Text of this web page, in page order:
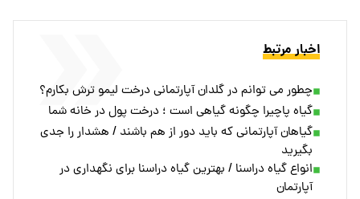
اخبار مرتبط
چطور می توانم در گلدان آپارتمانی درخت لیمو ترش بکارم؟
گیاه پاچیرا چگونه گیاهی است ؛ درخت پول در خانه شما
گیاهان آپارتمانی که باید دور از هم باشند / هشدار را جدی
بگیرید
انواع گیاه دراسنا / بهترین گیاه دراسنا برای نگهداری در
آپارتمان